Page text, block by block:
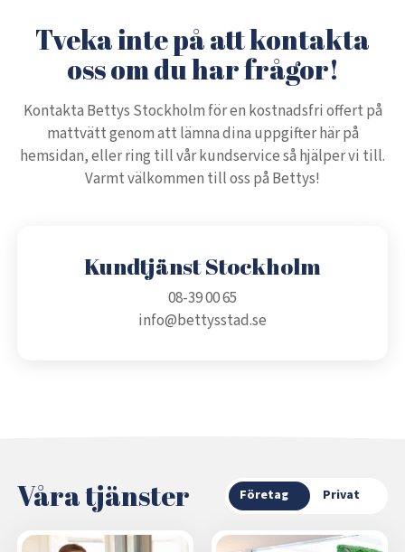
Tveka inte på att kontakta
oss om du har frågor!
Kontakta Bettys Stockholm för en kostnadsfri offert på
mattvätt genom att lämna dina uppgifter här på
hemsidan, eller ring till vår kundservice så hjälper vi till.
Varmt välkommen till oss på Bettys!
Kundtjänst Stockholm
08-39 00 65
info@bettysstad.se
Våra tjänster Företag Privat